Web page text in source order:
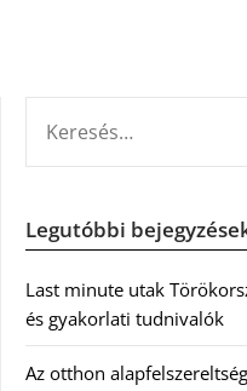
Legutóbbi
Last minute utak
és gyakorlati tudnivalók
Az otthon